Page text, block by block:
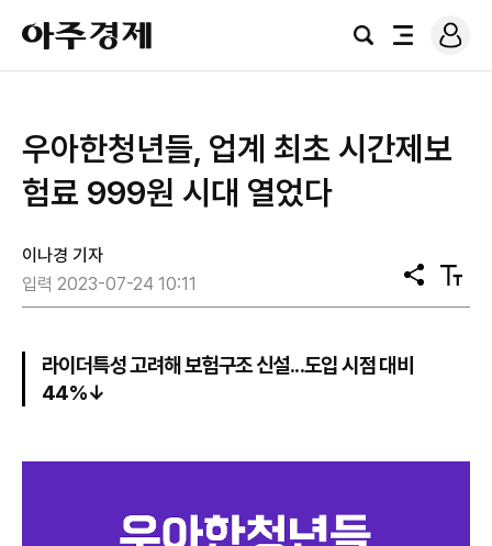
아
주
경
검
전
로
그
​우아한청년들, 업계 최초 시간제보
험료 999원 시대 열었다
이나경 기자
입력 2023-07-24 10:11
공
유
텍
스
라이더특성 고려해 보험구조 신설...도입 시점 대비
44%↓